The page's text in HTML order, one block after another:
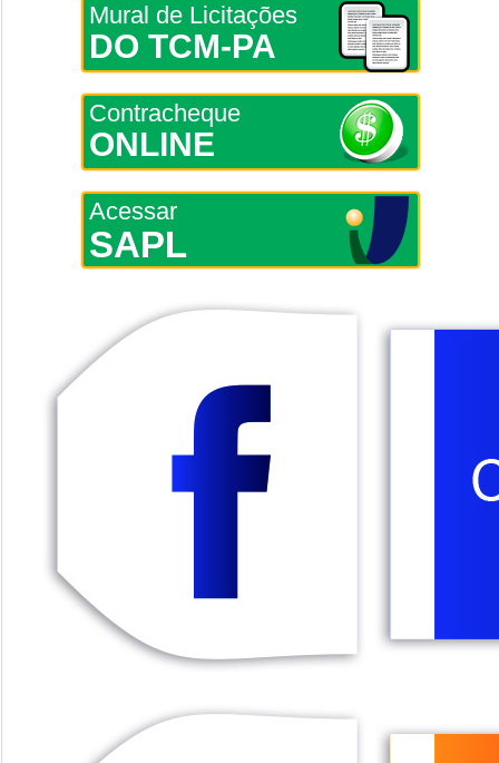
Mural de Licitações
DO TCM-PA
Contracheque
ONLINE
Acessar
SAPL